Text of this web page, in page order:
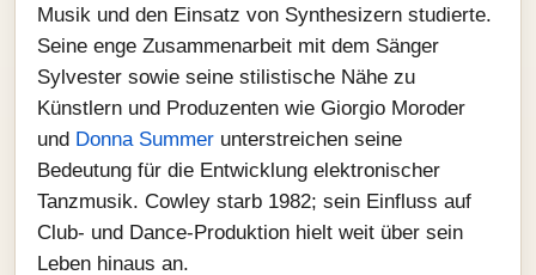
Musik und den Einsatz von Synthesizern studierte.
Seine enge Zusammenarbeit mit dem Sänger
Sylvester sowie seine stilistische Nähe zu
Künstlern und Produzenten wie Giorgio Moroder
und Donna Summer unterstreichen seine
Bedeutung für die Entwicklung elektronischer
Tanzmusik. Cowley starb 1982; sein Einfluss auf
Club‑ und Dance‑Produktion hielt weit über sein
Leben hinaus an.